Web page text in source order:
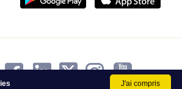
J'ai compris